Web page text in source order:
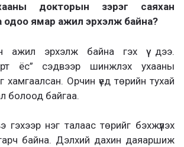
докторын зэрэг саяхан
одоо ямар ажил эрхэлж байна?
ажил эрхэлж байна гэх үү дээ.
ёс” сэдвээр шинжлэх ухааны
хамгаалсан. Орчин үед төрийн тухай
болоод байгаа.
гэхээр нэг талаас төрийг бэхжүүлэх
байна. Дэлхий дахин даяаршиж